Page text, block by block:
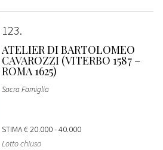
123
ATELIER DI BARTOLOMEO
CAVAROZZI (VITERBO 1587 –
ROMA 1625)
Sacra Famiglia
STIMA€ 20.000 - 40.000
Lotto chiuso